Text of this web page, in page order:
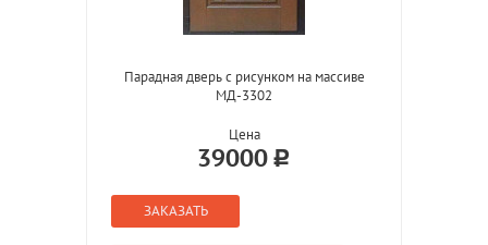
Парадная дверь с рисунком на массиве
МД-3302
Цена
39000
ЗАКАЗАТЬ